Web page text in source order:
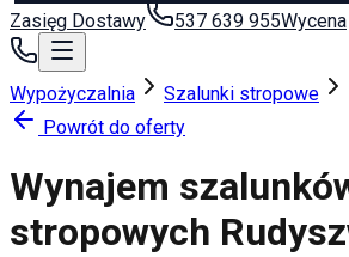
Zasięg Dostawy
537 639 955Wycena
Wypożyczalnia Szalunki stropowe
Powrót do oferty
Wynajem
stropowych